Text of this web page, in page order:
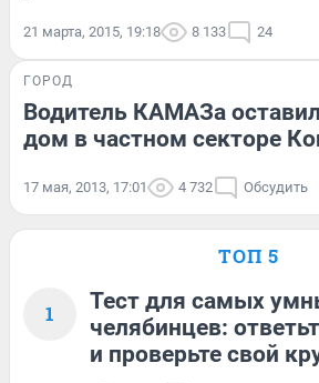
21 марта, 2015, 19:18 8 133 24
ГОРОД
Водитель КАМАЗа оставил
дом в частном секторе
17 мая, 2013, 17:01 4 732 Обсудить
ТОП 5
1
Тест для самых
челябинцев:
и проверьте свой